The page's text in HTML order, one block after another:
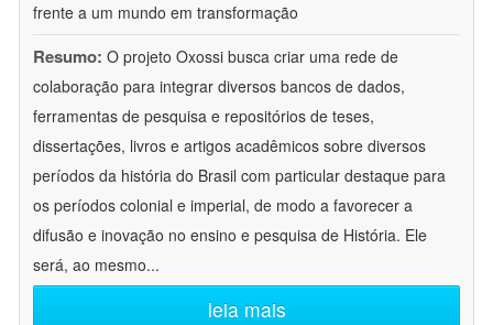
frente a um mundo em transformação
Resumo: O projeto Oxossi busca criar uma rede de
colaboração para integrar diversos bancos de dados,
ferramentas de pesquisa e repositórios de teses,
dissertações, livros e artigos acadêmicos sobre diversos
períodos da história do Brasil com particular destaque para
os períodos colonial e imperial, de modo a favorecer a
difusão e inovação no ensino e pesquisa de História. Ele
será, ao mesmo...
leia mais